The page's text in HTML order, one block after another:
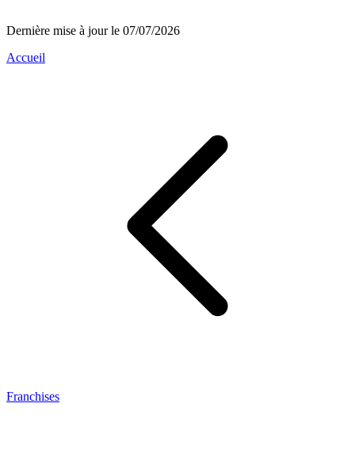
Dernière mise à jour le 07/07/2026
Accueil
Franchises